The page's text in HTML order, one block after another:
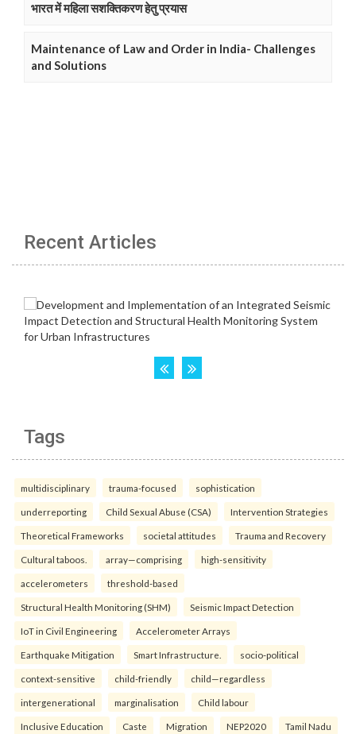
भारत में महिला सशक्तिकरण हेतु प्रयास
Maintenance of Law and Order in India- Challenges
and Solutions
Recent Articles
Tags
multidisciplinary trauma-focused sophistication
underreporting Child Sexual Abuse (CSA) Intervention Strategies
Theoretical Frameworks societal attitudes Trauma and Recovery
Cultural taboos. array—comprising high-sensitivity
accelerometers threshold-based
Structural Health Monitoring (SHM) Seismic Impact Detection
IoT in Civil Engineering Accelerometer Arrays
Earthquake Mitigation Smart Infrastructure. socio-political
context-sensitive child-friendly child—regardless
intergenerational marginalisation Child labour
Inclusive Education Caste Migration NEP2020 Tamil Nadu